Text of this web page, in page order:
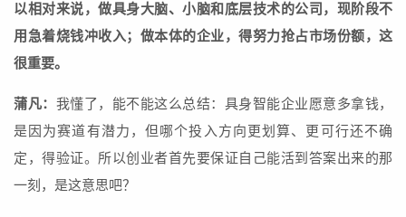
以相对来说，做具身大脑、小脑和底层技术的公司，现阶段不
用急着烧钱冲收入；做本体的企业，得努力抢占市场份额，这
很重要。
蒲凡： 我懂了，能不能这么总结：具身智能企业愿意多拿钱，
是因为赛道有潜力，但哪个投入方向更划算、更可行还不确
定，得验证。所以创业者首先要保证自己能活到答案出来的那
一刻，是这意思吧？